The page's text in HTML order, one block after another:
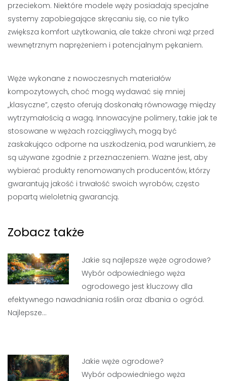
przeciekom. Niektóre modele węży posiadają specjalne
systemy zapobiegające skręcaniu się, co nie tylko
zwiększa komfort użytkowania, ale także chroni wąż przed
wewnętrznym naprężeniem i potencjalnym pękaniem.
Węże wykonane z nowoczesnych materiałów
kompozytowych, choć mogą wydawać się mniej
„klasyczne”, często oferują doskonałą równowagę między
wytrzymałością a wagą. Innowacyjne polimery, takie jak te
stosowane w wężach rozciągliwych, mogą być
zaskakująco odporne na uszkodzenia, pod warunkiem, że
są używane zgodnie z przeznaczeniem. Ważne jest, aby
wybierać produkty renomowanych producentów, którzy
gwarantują jakość i trwałość swoich wyrobów, często
popartą wieloletnią gwarancją.
Zobacz także
Jakie są najlepsze węże ogrodowe?
Wybór odpowiedniego węża
ogrodowego jest kluczowy dla
efektywnego nawadniania roślin oraz dbania o ogród.
Najlepsze…
Jakie węże ogrodowe?
Wybór odpowiedniego węża